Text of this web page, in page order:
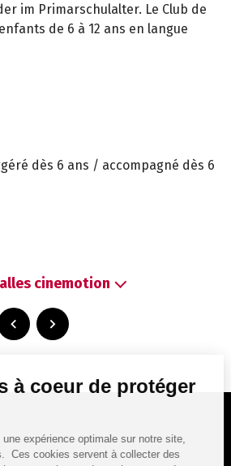
im Primarschulalter. Le Club de
de 6 à 12 ans en langue
dès 6 ans / accompagné dès 6
cinemotion